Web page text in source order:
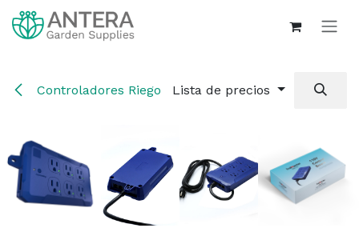
Ir al contenido
Controladores Riego Lista de precios